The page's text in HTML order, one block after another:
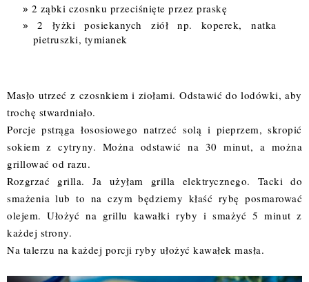
2 ząbki czosnku przeciśnięte przez praskę
2 łyżki posiekanych ziół np. koperek, natka
pietruszki, tymianek
Masło utrzeć z czosnkiem i ziołami. Odstawić do lodówki, aby
trochę stwardniało.
Porcje pstrąga łososiowego natrzeć solą i pieprzem, skropić
sokiem z cytryny. Można odstawić na 30 minut, a można
grillować od razu.
Rozgrzać grilla. Ja użyłam grilla elektrycznego. Tacki do
smażenia lub to na czym będziemy kłaść rybę posmarować
olejem. Ułożyć na grillu kawałki ryby i smażyć 5 minut z
każdej strony.
Na talerzu na każdej porcji ryby ułożyć kawałek masła.